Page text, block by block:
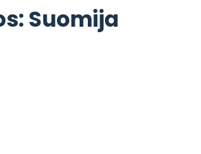
Suomija